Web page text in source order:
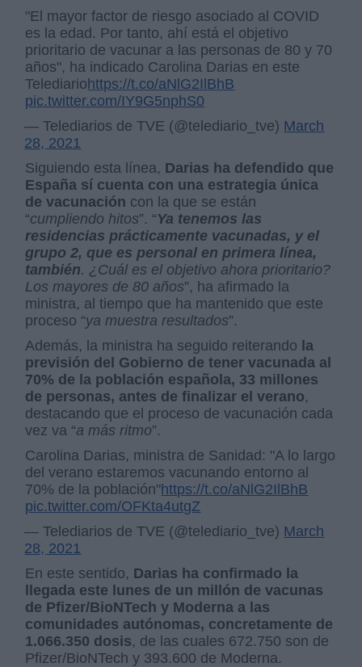
"El mayor factor de riesgo asociado al COVID
es la edad. Por tanto, ahí está el objetivo
prioritario de vacunar a las personas de 80 y 70
años", ha indicado Carolina Darias en este
Telediariohttps://t.co/aNlG2IlBhB
pic.twitter.com/IY9G5nphS0
— Telediarios de TVE (@telediario_tve) March
28, 2021
Siguiendo esta línea, Darias ha defendido que
España sí cuenta con una estrategia única
de vacunación con la que se están
“cumpliendo hitos”. “Ya tenemos las
residencias prácticamente vacunadas, y el
grupo 2, que es personal en primera línea,
también. ¿Cuál es el objetivo ahora prioritario?
Los mayores de 80 años”, ha afirmado la
ministra, al tiempo que ha mantenido que este
proceso “ya muestra resultados”.
Además, la ministra ha seguido reiterando la
previsión del Gobierno de tener vacunada al
70% de la población española, 33 millones
de personas, antes de finalizar el verano,
destacando que el proceso de vacunación cada
vez va “a más ritmo”.
Carolina Darias, ministra de Sanidad: "A lo largo
del verano estaremos vacunando entorno al
70% de la población"https://t.co/aNlG2IlBhB
pic.twitter.com/OFKta4utgZ
— Telediarios de TVE (@telediario_tve) March
28, 2021
En este sentido, Darias ha confirmado la
llegada este lunes de un millón de vacunas
de Pfizer/BioNTech y Moderna a las
comunidades autónomas, concretamente de
1.066.350 dosis, de las cuales 672.750 son de
Pfizer/BioNTech y 393.600 de Moderna.